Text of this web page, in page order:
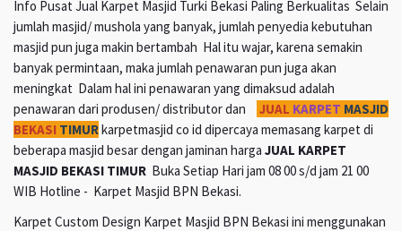
Info Pusat Jual Karpet Masjid Turki Bekasi Paling Berkualitas Selain
jumlah masjid/ mushola yang banyak, jumlah penyedia kebutuhan
masjid pun juga makin bertambah Hal itu wajar, karena semakin
banyak permintaan, maka jumlah penawaran pun juga akan
meningkat Dalam hal ini penawaran yang dimaksud adalah
penawaran dari produsen/ distributor dan
JUAL KARPET MASJID
BEKASI TIMURkarpetmasjid co id dipercaya memasang karpet di
beberapa masjid besar dengan jaminan harga JUAL KARPET
MASJID BEKASI TIMUR Buka Setiap Hari jam 08 00 s/d jam 21 00
WIB Hotline - Karpet Masjid BPN Bekasi.
Karpet Custom Design Karpet Masjid BPN Bekasi ini menggunakan